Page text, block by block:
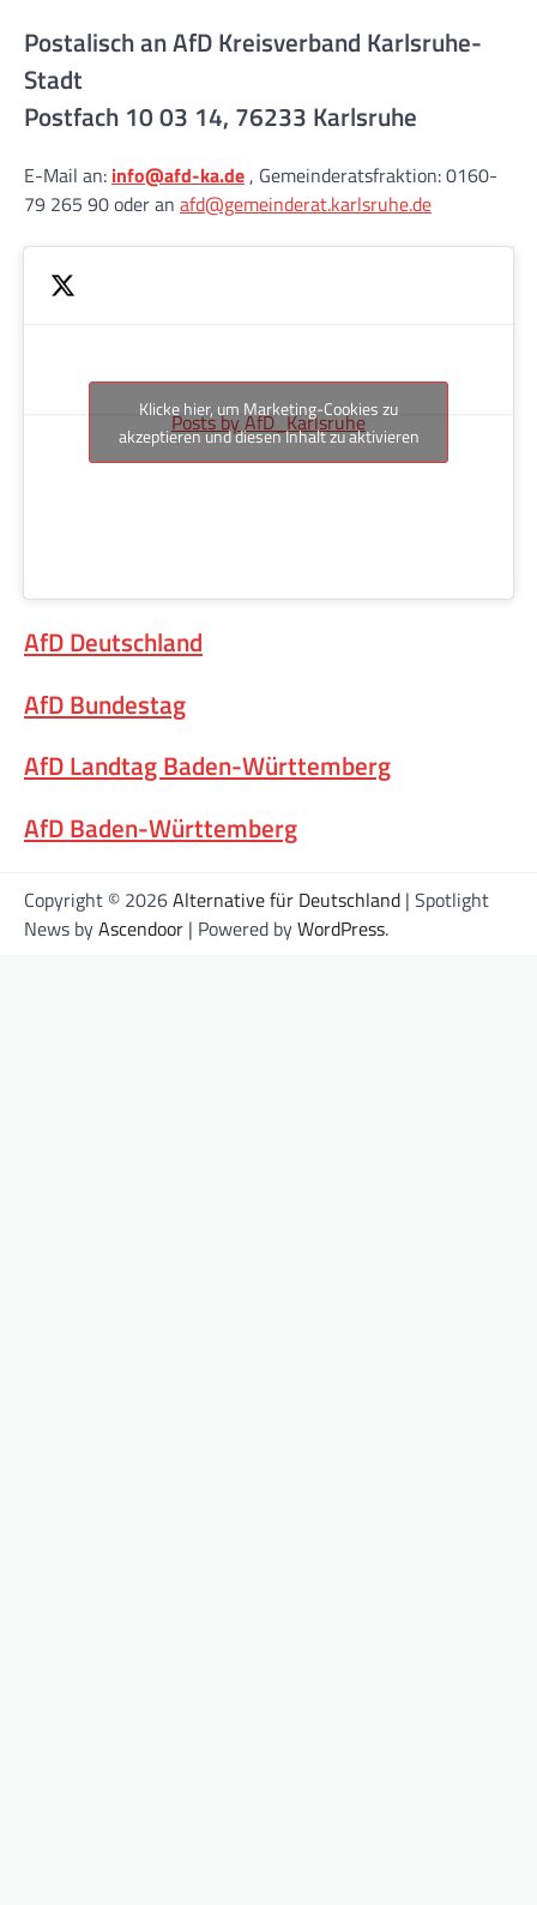
Postalisch an AfD Kreisverband Karlsruhe-
Stadt
Postfach 10 03 14, 76233 Karlsruhe
E-Mail an: info@afd-ka.de , Gemeinderatsfraktion: 0160-
79 265 90 oder an afd@gemeinderat.karlsruhe.de
Posts by AfD_Karlsruhe
Klicke hier, um Marketing-Cookies zu
akzeptieren und diesen Inhalt zu aktivieren
AfD Deutschland
AfD Bundestag
AfD Landtag Baden-Württemberg
AfD Baden-Württemberg
Copyright © 2026Alternative für Deutschland | Spotlight
News byAscendoor | Powered byWordPress.